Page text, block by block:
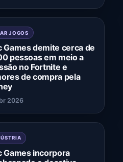
JOGOS
Games demite cerca de
pessoas em meio a
no Fortnite e
de compra pela
2026
Games incorpora